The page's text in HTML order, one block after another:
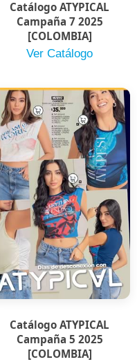
Catálogo ATYPICAL
Campaña 7 2025
[COLOMBIA]
Ver Catálogo
Catálogo ATYPICAL
Campaña 5 2025
[COLOMBIA]